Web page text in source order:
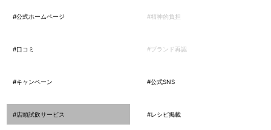
#公式ホームページ #精神的負担
#口コミ #ブランド再認
#キャンペーン #公式SNS
#店頭試飲サービス #レシピ掲載